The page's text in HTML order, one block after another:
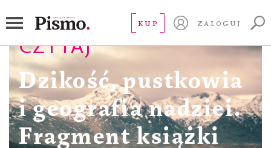
KUP ZALOGUJ
CZYTAJ
Dzikość, pustkowia
i geografia nadziei.
Fragment książki